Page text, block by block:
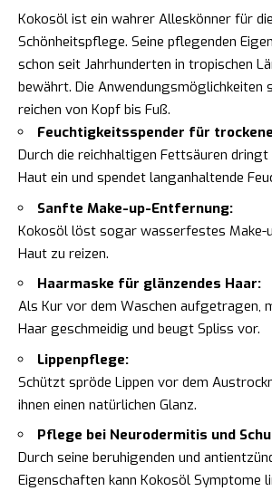
Kokosöl ist ein wahrer Alleskönner für
Schönheitspflege. Seine pflegenden
schon seit Jahrhunderten in tropischen
bewährt. Die Anwendungsmöglichkeiten
reichen von Kopf bis Fuß.
Feuchtigkeitsspender für
Durch die reichhaltigen Fettsäuren
Haut ein und spendet langanhaltende
Sanfte Make-up-Entfernung:
Kokosöl löst sogar wasserfestes Make-
Haut zu reizen.
Haarmaske für glänzendes Haar:
Als Kur vor dem Waschen aufgetragen,
Haar geschmeidig und beugt Spliss vor.
Lippenpflege:
Schützt spröde Lippen vor dem
ihnen einen natürlichen Glanz.
Pflege bei Neurodermitis und
Durch seine beruhigenden und
Eigenschaften kann Kokosöl Symptome